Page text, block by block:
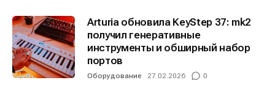
Arturia обновила KeyStep 37: mk2
получил генеративные
инструменты и обширный набор
портов
Оборудование 27.02.2026 0